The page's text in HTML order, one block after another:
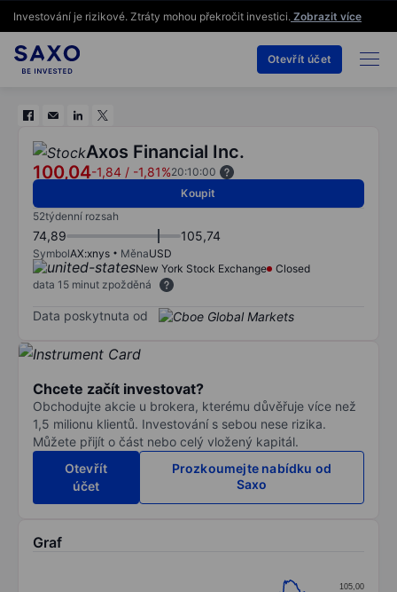
Investování je rizikové. Ztráty mohou překročit investici. Zobrazit více
Otevřít účet
Axos Financial Inc.
100,04-1,84 / -1,81%20:10:00
Koupit
52týdenní rozsah
74,89 105,74
SymbolAX:xnys MěnaUSD
New York Stock Exchange
Closed
data 15 minut zpožděná
Data poskytnuta od
Chcete začít investovat?
Obchodujte akcie u brokera, kterému důvěřuje více než
1,5 milionu klientů. Investování s sebou nese rizika.
Můžete přijít o část nebo celý vložený kapitál.
Otevřít
účet
Prozkoumejte nabídku od
Saxo
Graf
105,00